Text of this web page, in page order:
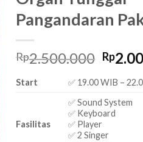
Pangandaran
Rp2.500.000
was:
Rp
Start ✅ 19.00 WIB –
Fasilitas
✅ Sound System
✅ Keyboard
✅ Player
✅ 2 Singer